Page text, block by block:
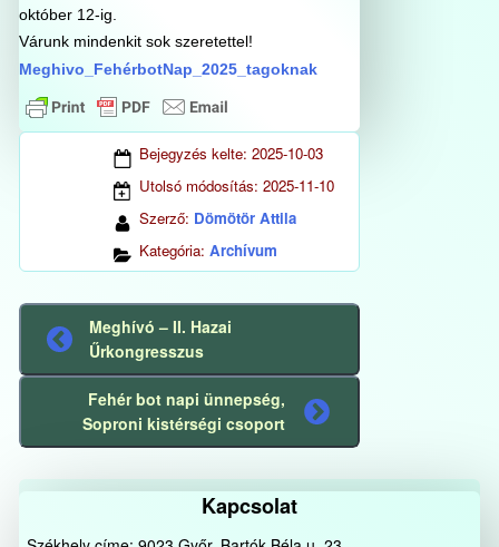
október 12-ig.
Várunk mindenkit sok szeretettel!
Meghivo_FehérbotNap_2025_tagoknak
Bejegyzés kelte: 2025-10-03
Utolsó módosítás: 2025-11-10
Szerző: Dömötör Attila
Kategória: Archívum
Előző
bejegyzés
Meghívó – II. Hazai
Űrkongresszus
Következő
bejegyzés
Fehér bot napi ünnepség,
Soproni kistérségi csoport
Kapcsolat